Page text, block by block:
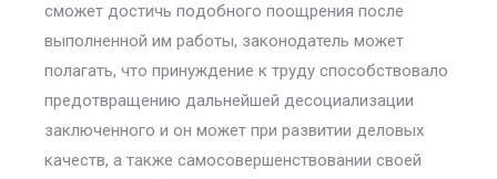
сможет достичь по­добного поощрения после
выполненной им работы, законодатель может
полагать, что принуждение к труду способствовало
предотвращению дальнейшей десоциализации
заключенного и он может при развитии деловых
качеств, а также самосовершенствовании своей